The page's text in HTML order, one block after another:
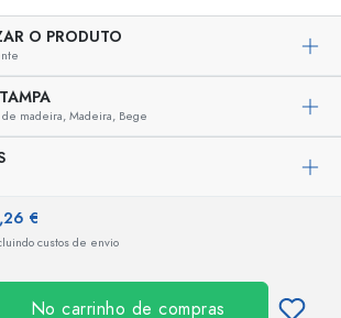
O PRODUTO
de madeira, Madeira, Bege
€
custos de envio
No carrinho de compras